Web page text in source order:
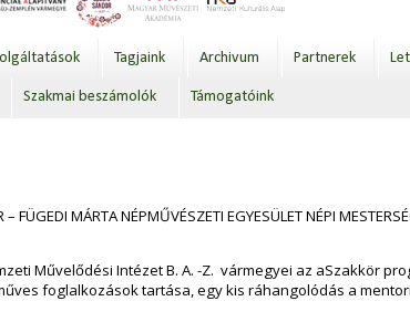
Tagjaink Archivum Partnerek
Szakmai beszámolók Támogatóink
FÜGEDI MÁRTA NÉPMŰVÉSZETI EGYESÜLET NÉPI
Művelődési Intézet B. A. -Z. vármegyei az aSzakkör
foglalkozások tartása, egy kis ráhangolódás a